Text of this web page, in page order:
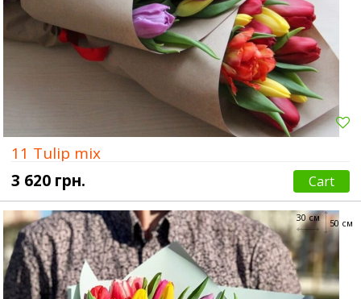
11 Tulip mix
3 620 грн.
Cart
50 см
30 см